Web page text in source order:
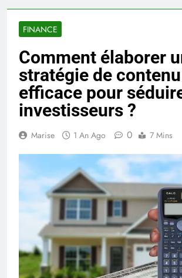
FINANCE
Comment élaborer
stratégie de contenu
efficace pour
investisseurs ?
Marise 1 An Ago 0 7 Mins